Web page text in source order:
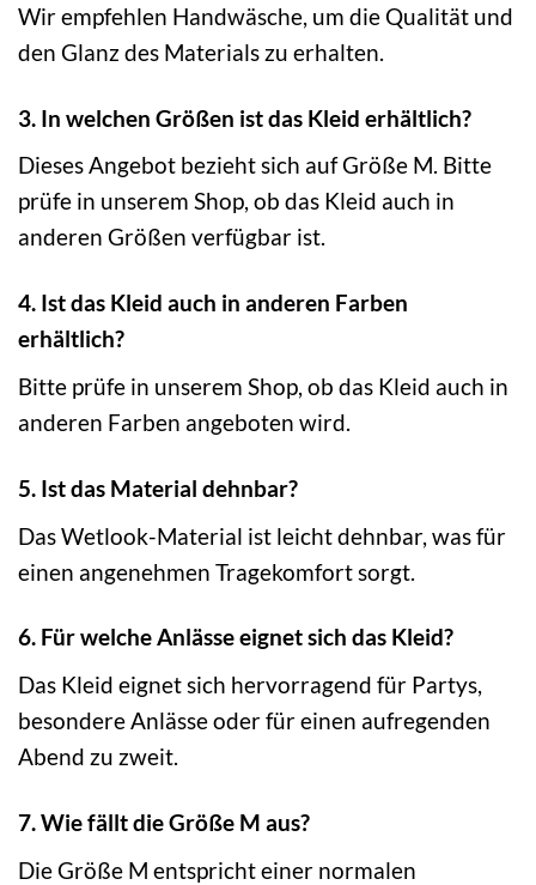
Wir empfehlen Handwäsche, um die Qualität und
den Glanz des Materials zu erhalten.
3. In welchen Größen ist das Kleid erhältlich?
Dieses Angebot bezieht sich auf Größe M. Bitte
prüfe in unserem Shop, ob das Kleid auch in
anderen Größen verfügbar ist.
4. Ist das Kleid auch in anderen Farben
erhältlich?
Bitte prüfe in unserem Shop, ob das Kleid auch in
anderen Farben angeboten wird.
5. Ist das Material dehnbar?
Das Wetlook-Material ist leicht dehnbar, was für
einen angenehmen Tragekomfort sorgt.
6. Für welche Anlässe eignet sich das Kleid?
Das Kleid eignet sich hervorragend für Partys,
besondere Anlässe oder für einen aufregenden
Abend zu zweit.
7. Wie fällt die Größe M aus?
Die Größe M entspricht einer normalen